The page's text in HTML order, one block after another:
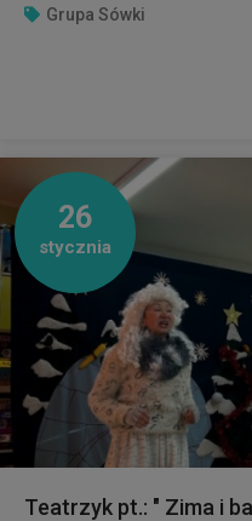
Grupa Sówki
26
stycznia
Teatrzyk pt.: " Zima i